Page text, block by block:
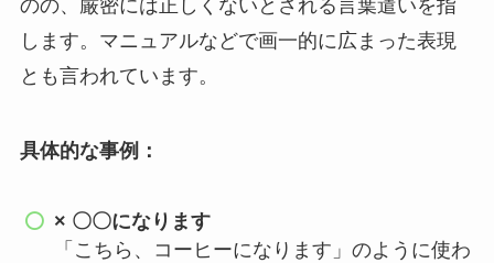
のの、厳密には正しくないとされる言葉遣いを指
します。マニュアルなどで画一的に広まった表現
とも言われています。
具体的な事例：
× 〇〇になります
「こちら、コーヒーになります」のように使わ